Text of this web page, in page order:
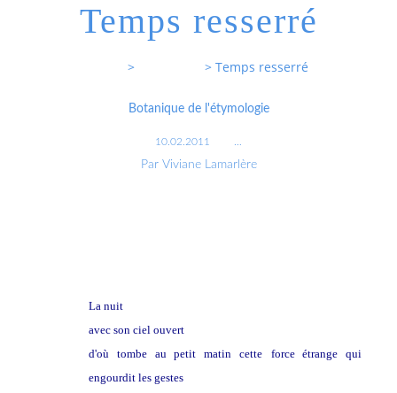
Temps resserré
> > Temps resserré
Botanique de l'étymologie
10.02.2011
Par Viviane Lamarlère
La nuit
avec son ciel ouvert
d'où tombe au petit matin cette
force étrange qui
engourdit les gestes